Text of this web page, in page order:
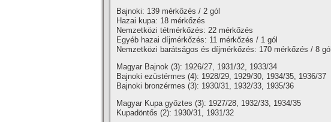
Bajnoki: 139 mérkőzés / 2 gól
Hazai kupa: 18 mérkőzés
Nemzetközi tétmérkőzés: 22 mérkőzés
Egyéb hazai dí­jmérkőzés: 11 mérkőzés / 1 gól
Nemzetközi barátságos és dí­jmérkőzés: 170 mérkőzés / 8 gól
Magyar Bajnok (3): 1926/27, 1931/32, 1933/34
Bajnoki ezüstérmes (4): 1928/29, 1929/30, 1934/35, 1936/37
Bajnoki bronzérmes (3): 1930/31, 1932/33, 1935/36
Magyar Kupa győztes (3): 1927/28, 1932/33, 1934/35
Kupadöntős (2): 1930/31, 1931/32